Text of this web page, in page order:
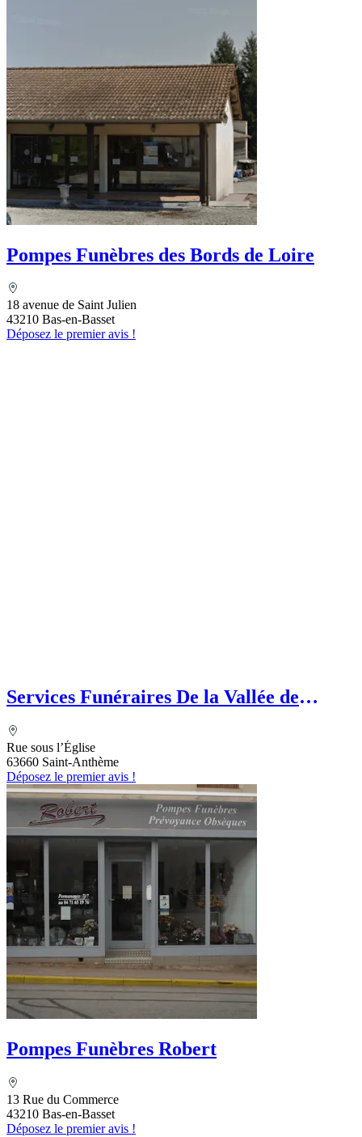
Pompes Funèbres des Bords de Loire
18 avenue de Saint Julien
43210 Bas-en-Basset
Déposez le premier avis !
Services Funéraires De la Vallée de
Rue sous l’Église
63660 Saint-Anthème
Déposez le premier avis !
Pompes Funèbres Robert
13 Rue du Commerce
43210 Bas-en-Basset
Déposez le premier avis !